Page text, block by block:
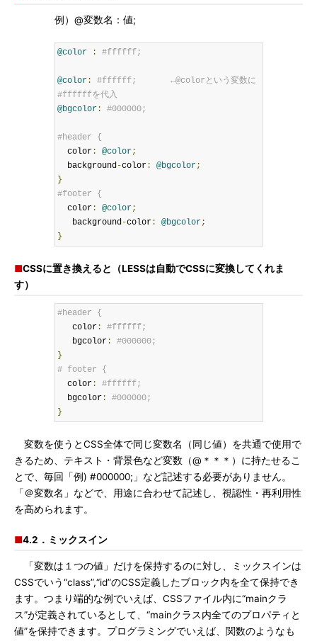
例）@変数名：値;
@color : #ffffff;
@color:
#ffffff;　　　　←@colorという変数に
#ffffffを代入
@bgcolor: #000000;
#header {
  color
: @color;
  background
-color: @bgcolor;
}
#footer {
  color
: @color;
   background
-color: @bgcolor;
}
■CSSに置き換えると（LESSは自動でCSSに変換してくれま
す）
#header {
   color
:
#ffffff;
   bgcolor
:
#000000;
}
# footer {
  color
:
#ffffff;
  bgcolor
:
#000000;
}
変数を使うとCSS全体で同じ変数名（同じ値）を共通で使用で
きるため、テキスト・背景色など変数（@＊＊＊）に持たせるこ
とで、毎回「例) #000000;」など記述する必要がありません。
「＠変数名」などで、用途に合わせて記述し、視認性・再利用性
を高められます。
■4.2．ミックスイン
「変数は１つの値」だけを保持するのに対し、ミックスインは
CSSでいう“class”,“id”のCSS定義したブロック内を全て保持でき
ます。つまり端的な例でいえば、CSSファイル内に“mainクラ
ス”が定義されているとして、“mainクラス内全てのプロパティと
値”を保持できます。プログラミングでいえば、関数のようなも